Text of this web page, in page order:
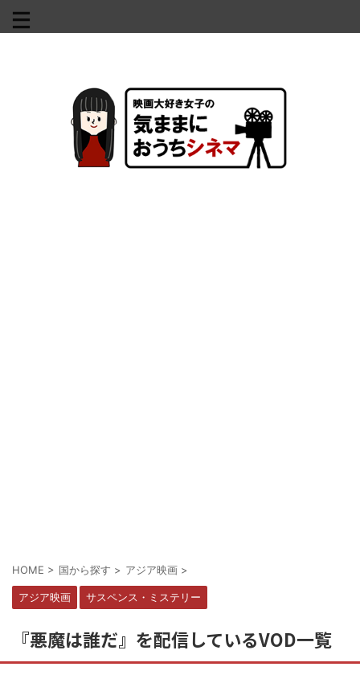
HOME > 国から探す > アジア映画 >
アジア映画 サスペンス・ミステリー
『悪魔は誰だ』を配信しているVOD一覧